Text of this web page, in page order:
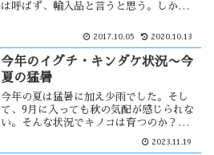
は呼ばず、輸入品と言うと思う。しか
くらご年配の方でも、中国製を舶来品と
が喜ばれた。それほど輸入品には憧れ
が・・
2017.10.05 2020.10.13
今年のイグチ・キンダケ状況〜今
夏の猛暑
今年の夏は猛暑に加え少雨でした。そし
て、9月に入っても秋の気配が感じられな
い。そんな状況でキノコは育つのか？期
きました。結果は・・・ 猛暑とキノコ
2023.11.19